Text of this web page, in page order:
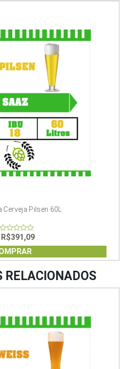
Cerveja Pilsen 60L
0
out
R$391,09
RELACIONADOS